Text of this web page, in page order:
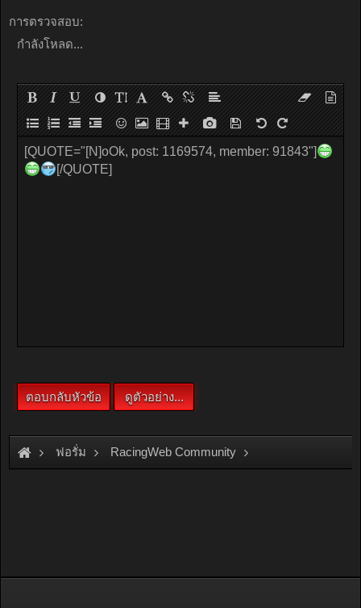
การตรวจสอบ:
กำลังโหลด...
ฟอรั่ม RacingWeb Community